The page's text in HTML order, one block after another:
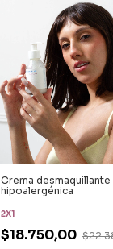
Crema desmaquillante
hipoalergénica
2X1
$18.750,00